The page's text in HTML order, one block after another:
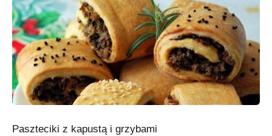
Paszteciki z kapustą i grzybami